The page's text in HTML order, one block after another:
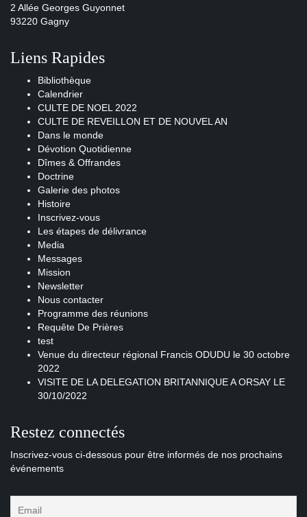
2 Allée Georges Guyonnet
93220 Gagny
Liens Rapides
Bibliothèque
Calendrier
CULTE DE NOEL 2022
CULTE DE REVEILLON ET DE NOUVEL AN
Dans le monde
Dévotion Quotidienne
Dîmes & Offrandes
Doctrine
Galerie des photos
Histoire
Inscrivez-vous
Les étapes de délivrance
Media
Messages
Mission
Newsletter
Nous contacter
Programme des réunions
Requête De Prières
test
Venue du directeur régional Francis ODUDU le 30 octobre
2022
VISITE DE LA DELEGATION BRITANNIQUE A ORSAY LE
30/10/2022
Restez connectés
Inscrivez-vous ci-dessous pour être informés de nos prochains
événements